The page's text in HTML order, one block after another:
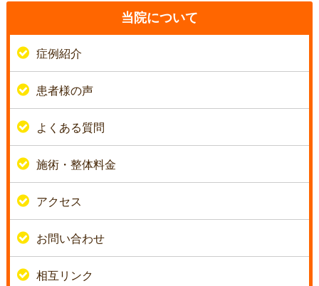
当院について
症例紹介
患者様の声
よくある質問
施術・整体料金
アクセス
お問い合わせ
相互リンク